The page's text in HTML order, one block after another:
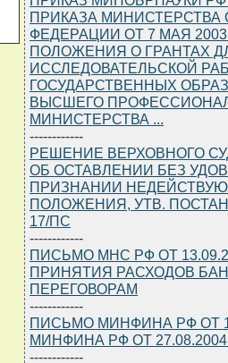
ПРИКАЗА
ФЕДЕРАЦИИ ОТ 7 МАЯ
ПОЛОЖЕНИЯ О ГРАНТАХ
ИССЛЕДОВАТЕЛЬСКОЙ
ГОСУДАРСТВЕННЫХ
ВЫСШЕГО
МИНИСТЕРСТВА ...
------------
РЕШЕНИЕ ВЕРХОВНОГО
ОБ ОСТАВЛЕНИИ БЕЗ
ПРИЗНАНИИ
ПОЛОЖЕНИЯ, УТВ.
17/ПС
------------
ПИСЬМО МНС РФ ОТ
ПРИНЯТИЯ РАСХОДОВ
ПЕРЕГОВОРАМ
------------
ПИСЬМО МИНФИНА РФ ОТ
МИНФИНА РФ ОТ 27.08.2004
------------